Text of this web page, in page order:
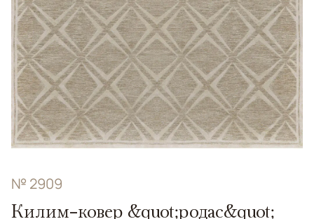
№ 2909
Килим-ковер &quot;родас&quot;